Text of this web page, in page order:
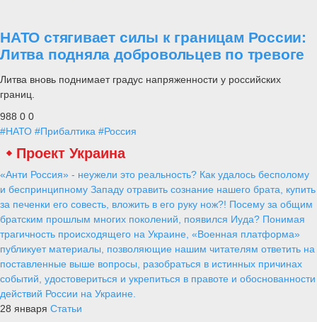
НАТО стягивает силы к границам России:
Литва подняла добровольцев по тревоге
Литва вновь поднимает градус напряженности у российских
границ.
988 0 0
#НАТО #Прибалтика #Россия
Проект Украина
«Анти Россия» - неужели это реальность? Как удалось бесполому
и беспринципному Западу отравить сознание нашего брата, купить
за печенки его совесть, вложить в его руку нож?! Посему за общим
братским прошлым многих поколений, появился Иуда? Понимая
трагичность происходящего на Украине, «Военная платформа»
публикует материалы, позволяющие нашим читателям ответить на
поставленные выше вопросы, разобраться в истинных причинах
событий, удостовериться и укрепиться в правоте и обоснованности
действий России на Украине.
28 января Статьи